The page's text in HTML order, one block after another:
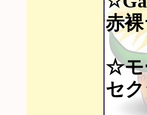
赤
☆モ
セ